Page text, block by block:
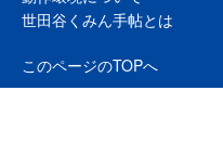
世田谷くみん手帖とは
このページのTOPへ